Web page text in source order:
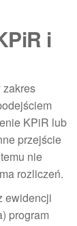
i
zakres
KPiR lub
przejście
nie
rozliczeń.
ewidencji
program